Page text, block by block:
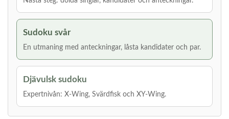
Sudoku svår
En utmaning med anteckningar, låsta kandidater och par.
Djävulsk sudoku
Expertnivån: X-Wing, Svärdfisk och XY-Wing.